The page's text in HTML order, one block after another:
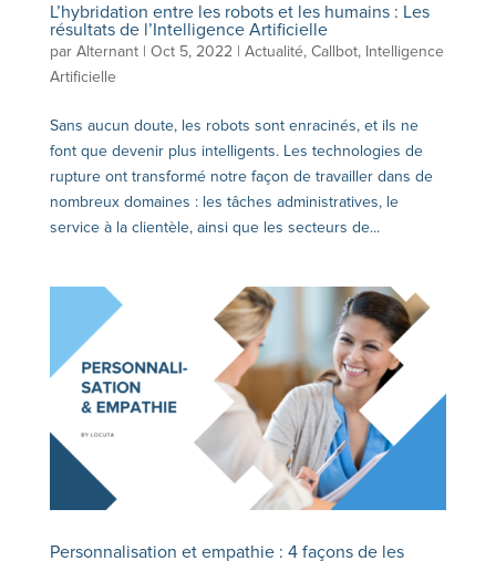
L’hybridation entre les robots et les humains : Les
résultats de l’Intelligence Artificielle
par Alternant| Oct 5, 2022| Actualité, Callbot, Intelligence
Artificielle
Sans aucun doute, les robots sont enracinés, et ils ne
font que devenir plus intelligents. Les technologies de
rupture ont transformé notre façon de travailler dans de
nombreux domaines : les tâches administratives, le
service à la clientèle, ainsi que les secteurs de...
Personnalisation et empathie : 4 façons de les